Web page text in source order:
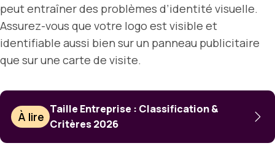
peut entraîner des problèmes d’identité visuelle.
Assurez-vous que votre logo est visible et
identifiable aussi bien sur un panneau publicitaire
que sur une carte de visite.
À lire
Taille Entreprise : Classification &
Critères 2026